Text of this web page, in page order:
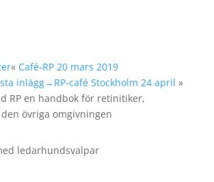
« Café-RP 20 mars 2019
inlägg→ RP-café Stockholm 24 april »